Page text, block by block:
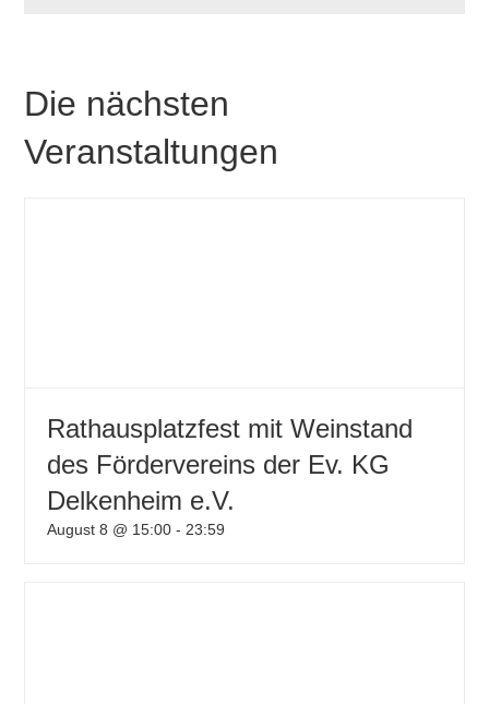
Die nächsten
Veranstaltungen
Rathausplatzfest mit Weinstand
des Fördervereins der Ev. KG
Delkenheim e.V.
August 8 @ 15:00 - 23:59